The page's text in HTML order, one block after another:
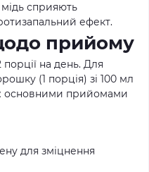
сприяють
ефект.
прийому
на день. Для
(1 порція) зі 100 мл
основними прийомами
для зміцнення